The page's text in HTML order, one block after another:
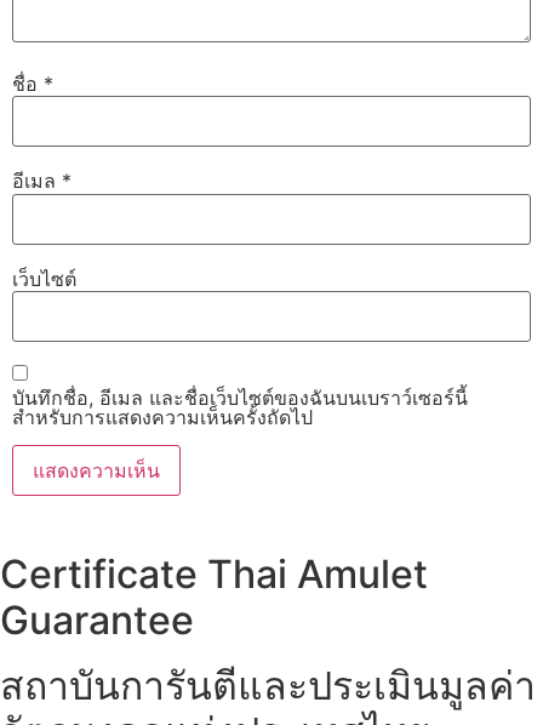
ชื่อ *
อีเมล *
เว็บไซต์
บันทึกชื่อ, อีเมล และชื่อเว็บไซต์ของฉันบนเบราว์เซอร์นี้
สำหรับการแสดงความเห็นครั้งถัดไป
Certificate Thai Amulet
Guarantee
สถาบันการันตีและประเมินมูลค่า